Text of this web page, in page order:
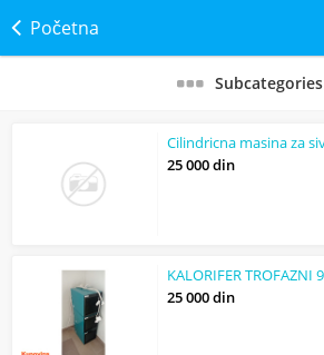
Početna
Subcategories
Cilindricna masina za
25 000 din
25 000 din